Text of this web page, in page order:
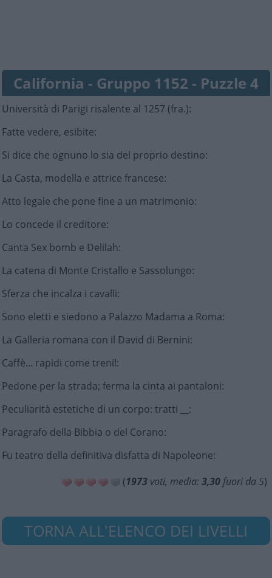
California - Gruppo 1152 - Puzzle 4
Università di Parigi risalente al 1257 (fra.):
Fatte vedere, esibite:
Si dice che ognuno lo sia del proprio destino:
La Casta, modella e attrice francese:
Atto legale che pone fine a un matrimonio:
Lo concede il creditore:
Canta Sex bomb e Delilah:
La catena di Monte Cristallo e Sassolungo:
Sferza che incalza i cavalli:
Sono eletti e siedono a Palazzo Madama a Roma:
La Galleria romana con il David di Bernini:
Caffè... rapidi come treni!:
Pedone per la strada; ferma la cinta ai pantaloni:
Peculiarità estetiche di un corpo: tratti __ :
Paragrafo della Bibbia o del Corano:
Fu teatro della definitiva disfatta di Napoleone:
(1973 voti, media: 3,30 fuori da 5)
TORNA ALL'ELENCO DEI LIVELLI